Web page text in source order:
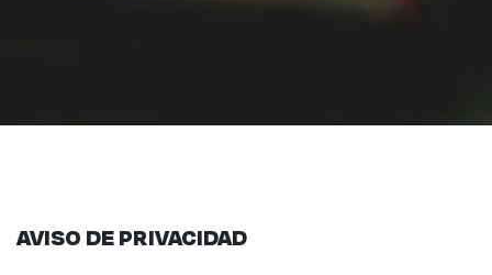
AVISO DE PRIVACIDAD